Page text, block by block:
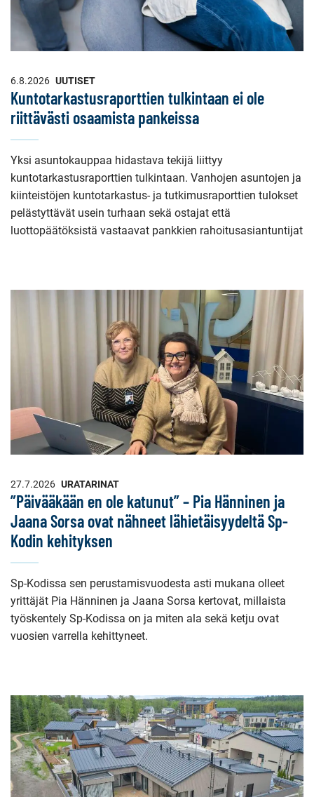
6.8.2026 UUTISET
Kuntotarkastusraporttien tulkintaan ei ole
riittävästi osaamista pankeissa
Yksi asuntokauppaa hidastava tekijä liittyy
kuntotarkastusraporttien tulkintaan. Vanhojen asuntojen ja
kiinteistöjen kuntotarkastus- ja tutkimusraporttien tulokset
pelästyttävät usein turhaan sekä ostajat että
luottopäätöksistä vastaavat pankkien rahoitusasiantuntijat
27.7.2026 URATARINAT
”Päivääkään en ole katunut” – Pia Hänninen ja
Jaana Sorsa ovat nähneet lähietäisyydeltä Sp-
Kodin kehityksen
Sp-Kodissa sen perustamisvuodesta asti mukana olleet
yrittäjät Pia Hänninen ja Jaana Sorsa kertovat, millaista
työskentely Sp-Kodissa on ja miten ala sekä ketju ovat
vuosien varrella kehittyneet.